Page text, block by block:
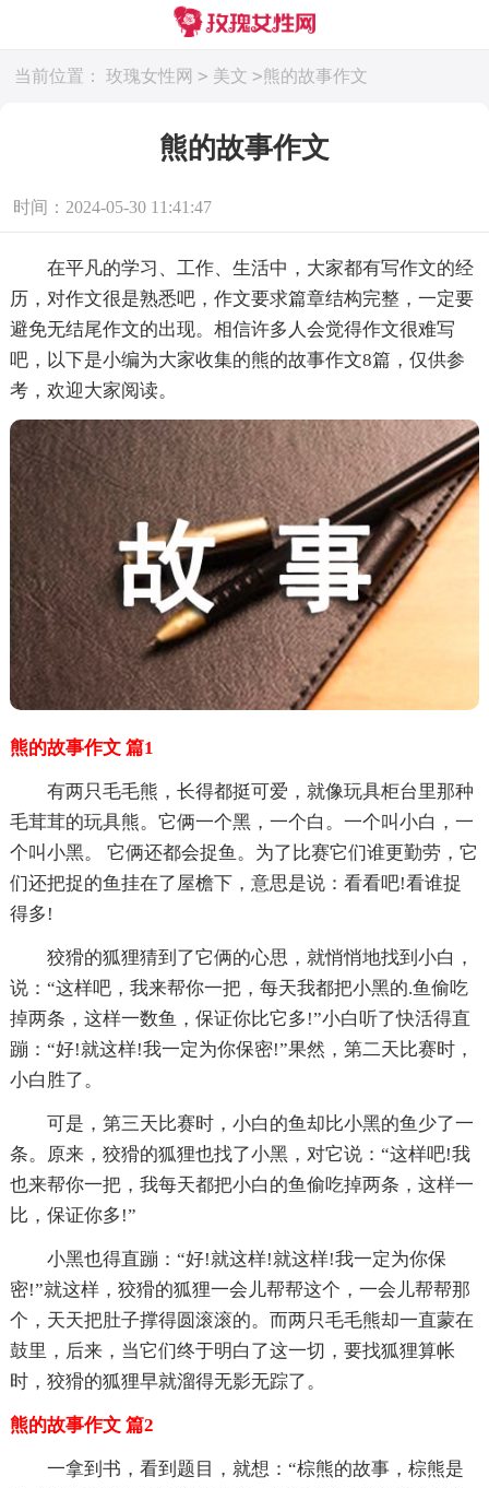
当前位置： 玫瑰女性网 > 美文 >熊的故事作文
熊的故事作文
时间：2024-05-30 11:41:47
在平凡的学习、工作、生活中，大家都有写作文的经
历，对作文很是熟悉吧，作文要求篇章结构完整，一定要
避免无结尾作文的出现。相信许多人会觉得作文很难写
吧，以下是小编为大家收集的熊的故事作文8篇，仅供参
考，欢迎大家阅读。
熊的故事作文 篇1
有两只毛毛熊，长得都挺可爱，就像玩具柜台里那种
毛茸茸的玩具熊。它俩一个黑，一个白。一个叫小白，一
个叫小黑。 它俩还都会捉鱼。为了比赛它们谁更勤劳，它
们还把捉的鱼挂在了屋檐下，意思是说：看看吧!看谁捉
得多!
狡猾的狐狸猜到了它俩的心思，就悄悄地找到小白，
说：“这样吧，我来帮你一把，每天我都把小黑的.鱼偷吃
掉两条，这样一数鱼，保证你比它多!”小白听了快活得直
蹦：“好!就这样!我一定为你保密!”果然，第二天比赛时，
小白胜了。
可是，第三天比赛时，小白的鱼却比小黑的鱼少了一
条。原来，狡猾的狐狸也找了小黑，对它说：“这样吧!我
也来帮你一把，我每天都把小白的鱼偷吃掉两条，这样一
比，保证你多!”
小黑也得直蹦：“好!就这样!就这样!我一定为你保
密!”就这样，狡猾的狐狸一会儿帮帮这个，一会儿帮帮那
个，天天把肚子撑得圆滚滚的。而两只毛毛熊却一直蒙在
鼓里，后来，当它们终于明白了这一切，要找狐狸算帐
时，狡猾的狐狸早就溜得无影无踪了。
熊的故事作文 篇2
一拿到书，看到题目，就想：“棕熊的故事，棕熊是